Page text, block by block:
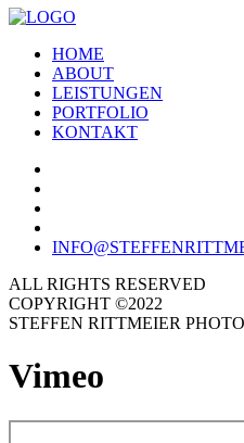
HOME
ABOUT
LEISTUNGEN
PORTFOLIO
KONTAKT
ALL RIGHTS RESERVED
COPYRIGHT ©2022
STEFFEN RITTMEIER
Vimeo